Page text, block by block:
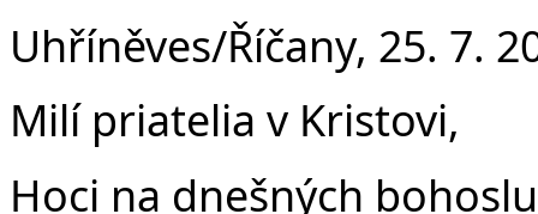
Uhříněves/Říčany, 25. 7.
Milí priatelia v Kristovi,
Hoci na dnešných